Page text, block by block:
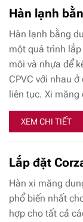
Hàn lạnh
Hàn lạnh bằng
một quá trình
môi và nhựa để
CPVC với nhau
liên tục. Xi
XEM CHI TIẾT
Lắp đặt
Hàn xi măng
phổ biến nhất
hợp cho tất cả